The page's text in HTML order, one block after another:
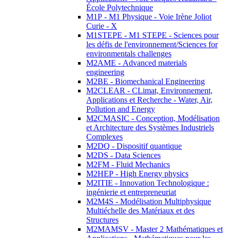
École Polytechnique
M1P - M1 Physique - Voie Irène Joliot
Curie - X
M1STEPE - M1 STEPE - Sciences pour
les défis de l'environnement/Sciences for
environmentals challenges
M2AME - Advanced materials
engineering
M2BE - Biomechanical Engineering
M2CLEAR - CLimat, Environnement,
Applications et Recherche - Water, Air,
Pollution and Energy
M2CMASIC - Conception, Modélisation
et Architecture des Systèmes Industriels
Complexes
M2DQ - Dispositif quantique
M2DS - Data Sciences
M2FM - Fluid Mechanics
M2HEP - High Energy physics
M2ITIE - Innovation Technologique :
ingénierie et entrepreneuriat
M2M4S - Modélisation Multiphysique
Multiéchelle des Matériaux et des
Structures
M2MAMSV - Master 2 Mathématiques et